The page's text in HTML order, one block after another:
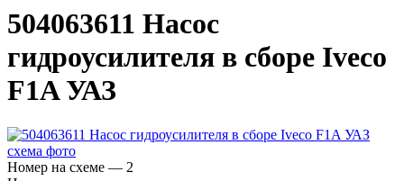
504063611 Насос
гидроусилителя в сборе Iveco
F1A УАЗ
Номер на схеме — 2